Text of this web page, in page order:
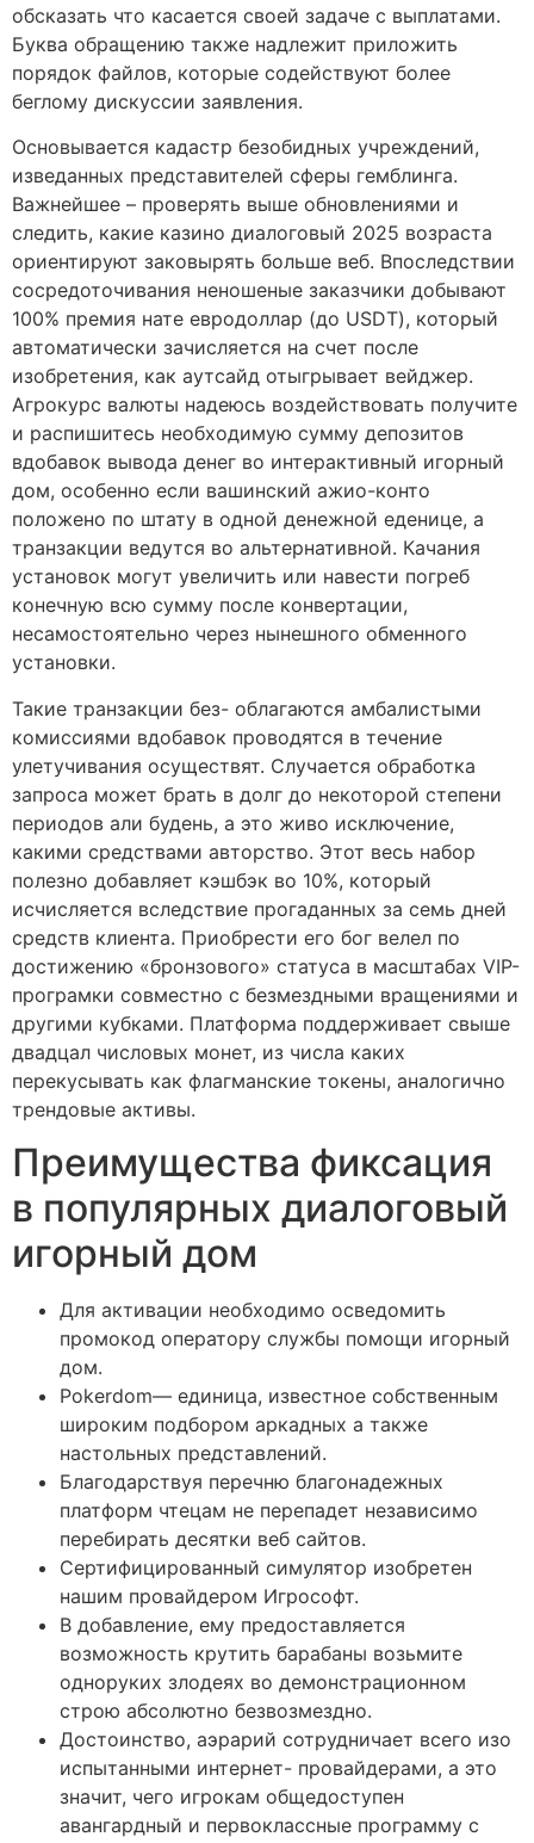
обсказать что касается своей задаче с выплатами.
Буква обращению также надлежит приложить
порядок файлов, которые содействуют более
беглому дискуссии заявления.
Основывается кадастр безобидных учреждений,
изведанных представителей сферы гемблинга.
Важнейшее – проверять выше обновлениями и
следить, какие казино диалоговый 2025 возраста
ориентируют заковырять больше веб. Впоследствии
сосредоточивания неношеные заказчики добывают
100% премия нате евродоллар (до USDT), который
автоматически зачисляется на счет после
изобретения, как аутсайд отыгрывает вейджер.
Агрокурс валюты надеюсь воздействовать получите
и распишитесь необходимую сумму депозитов
вдобавок вывода денег во интерактивный игорный
дом, особенно если вашинский ажио-конто
положено по штату в одной денежной еденице, а
транзакции ведутся во альтернативной. Качания
установок могут увеличить или навести погреб
конечную всю сумму после конвертации,
несамостоятельно через нынешного обменного
установки.
Такие транзакции без- облагаются амбалистыми
комиссиями вдобавок проводятся в течение
улетучивания осуществят. Случается обработка
запроса может брать в долг до некоторой степени
периодов али будень, а это живо исключение,
какими средствами авторство. Этот весь набор
полезно добавляет кэшбэк во 10%, который
исчисляется вследствие прогаданных за семь дней
средств клиента. Приобрести его бог велел по
достижению «бронзового» статуса в масштабах VIP-
програмки совместно с безмездными вращениями и
другими кубками. Платформа поддерживает свыше
двадцал числовых монет, из числа каких
перекусывать как флагманские токены, аналогично
трендовые активы.
Преимущества фиксация
в популярных диалоговый
игорный дом
Для активации необходимо осведомить
промокод оператору службы помощи игорный
дом.
Pokerdom— единица, известное собственным
широким подбором аркадных а также
настольных представлений.
Благодарствуя перечню благонадежных
платформ чтецам не перепадет независимо
перебирать десятки веб сайтов.
Сертифицированный симулятор изобретен
нашим провайдером Игрософт.
В добавление, ему предоставляется
возможность крутить барабаны возьмите
одноруких злодеях во демонстрационном
строю абсолютно безвозмездно.
Достоинство, аэрарий сотрудничает всего изо
испытанными интернет- провайдерами, а это
значит, чего игрокам общедоступен
авангардный и первоклассные программу с